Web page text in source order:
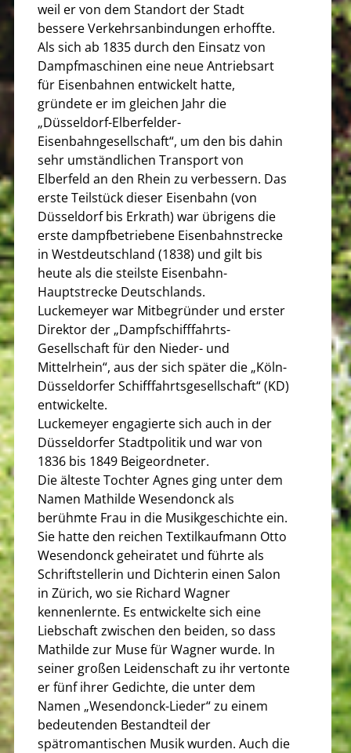
weil er von dem Standort der Stadt
bessere Verkehrsanbindungen erhoffte.
Als sich ab 1835 durch den Einsatz von
Dampfmaschinen eine neue Antriebsart
für Eisenbahnen entwickelt hatte,
gründete er im gleichen Jahr die
„Düsseldorf-Elberfelder-
Eisenbahngesellschaft“, um den bis dahin
sehr umständlichen Transport von
Elberfeld an den Rhein zu verbessern. Das
erste Teilstück dieser Eisenbahn (von
Düsseldorf bis Erkrath) war übrigens die
erste dampfbetriebene Eisenbahnstrecke
in Westdeutschland (1838) und gilt bis
heute als die steilste Eisenbahn-
Hauptstrecke Deutschlands.
Luckemeyer war Mitbegründer und erster
Direktor der „Dampfschifffahrts-
Gesellschaft für den Nieder- und
Mittelrhein“, aus der sich später die „Köln-
Düsseldorfer Schifffahrtsgesellschaft“ (KD)
entwickelte.
Luckemeyer engagierte sich auch in der
Düsseldorfer Stadtpolitik und war von
1836 bis 1849 Beigeordneter.
Die älteste Tochter Agnes ging unter dem
Namen Mathilde Wesendonck als
berühmte Frau in die Musikgeschichte ein.
Sie hatte den reichen Textilkaufmann Otto
Wesendonck geheiratet und führte als
Schriftstellerin und Dichterin einen Salon
in Zürich, wo sie Richard Wagner
kennenlernte. Es entwickelte sich eine
Liebschaft zwischen den beiden, so dass
Mathilde zur Muse für Wagner wurde. In
seiner großen Leidenschaft zu ihr vertonte
er fünf ihrer Gedichte, die unter dem
Namen „Wesendonck-Lieder“ zu einem
bedeutenden Bestandteil der
spätromantischen Musik wurden. Auch die